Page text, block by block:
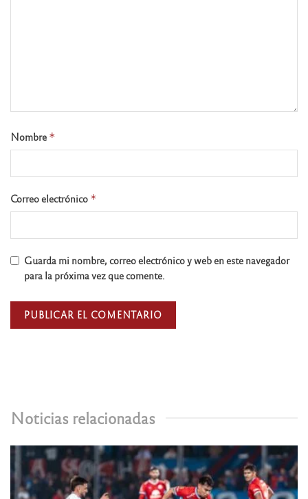
Noticias relacionadas
Nombre *
Correo electrónico *
Guarda mi nombre, correo electrónico y web en este navegador
para la próxima vez que comente.